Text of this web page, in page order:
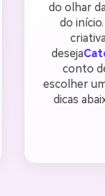
do olhar
do
deseja
conto
escolher
dicas